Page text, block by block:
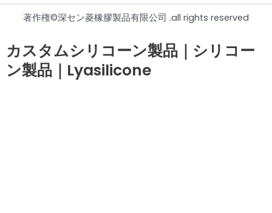
著作権©深セン菱橡膠製品有限公司 .all rights reserved
カスタムシリコーン製品｜シリコー
ン製品｜Lyasilicone